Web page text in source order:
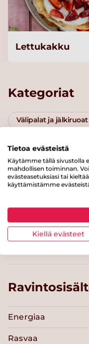
Lettukakku
Kategoriat
Välipalat ja jälkiruoat
Brunssi
Sitrussesongin
Helmikuu
Toukokuu
Energiaa
Rasvaa
Tietoa evästeistä
Käytämme tällä sivustolla
mahdollisen toiminnan.
evästeasetuksiasi tai
käyttämistämme
Kiellä evästeet